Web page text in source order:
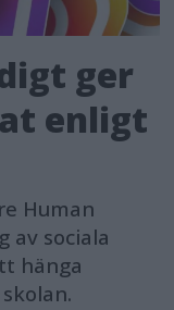
ger
enligt
Human
av sociala
hänga